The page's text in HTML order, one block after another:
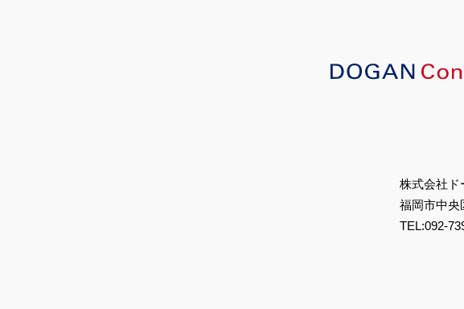
株式会社ド
福岡市中
TEL:092-